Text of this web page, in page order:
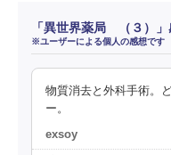
「異世界薬局 （３）
※ユーザーによる個人の感想です
物質消去と外科手術。
ー。
exsoy